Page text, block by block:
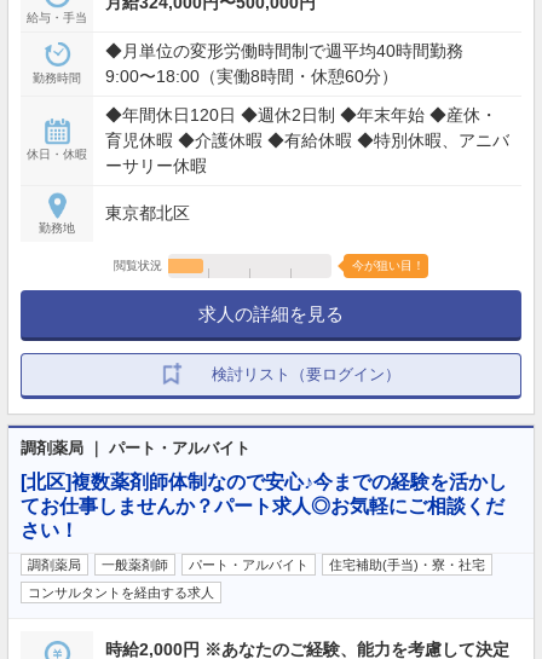
給与・手当
勤務時間
◆月単位の変形労働時間制で週平均40時間勤務
9:00〜18:00（実働8時間・休憩60分）
休日・休暇
◆年間休日120日 ◆週休2日制 ◆年末年始 ◆産休・
育児休暇 ◆介護休暇 ◆有給休暇 ◆特別休暇、アニバ
ーサリー休暇
勤務地
東京都北区
閲覧状況 今が狙い目！
求人の詳細を見る
検討リスト（要ログイン）
調剤薬局 ｜ パート・アルバイト
[北区]複数薬剤師体制なので安心♪今までの経験を活かし
てお仕事しませんか？パート求人◎お気軽にご相談くだ
さい！
調剤薬局 一般薬剤師 パート・アルバイト
住宅補助(手当)・寮・社宅
コンサルタントを経由する求人
時給2,000円 ※あなたのご経験、能力を考慮して決定